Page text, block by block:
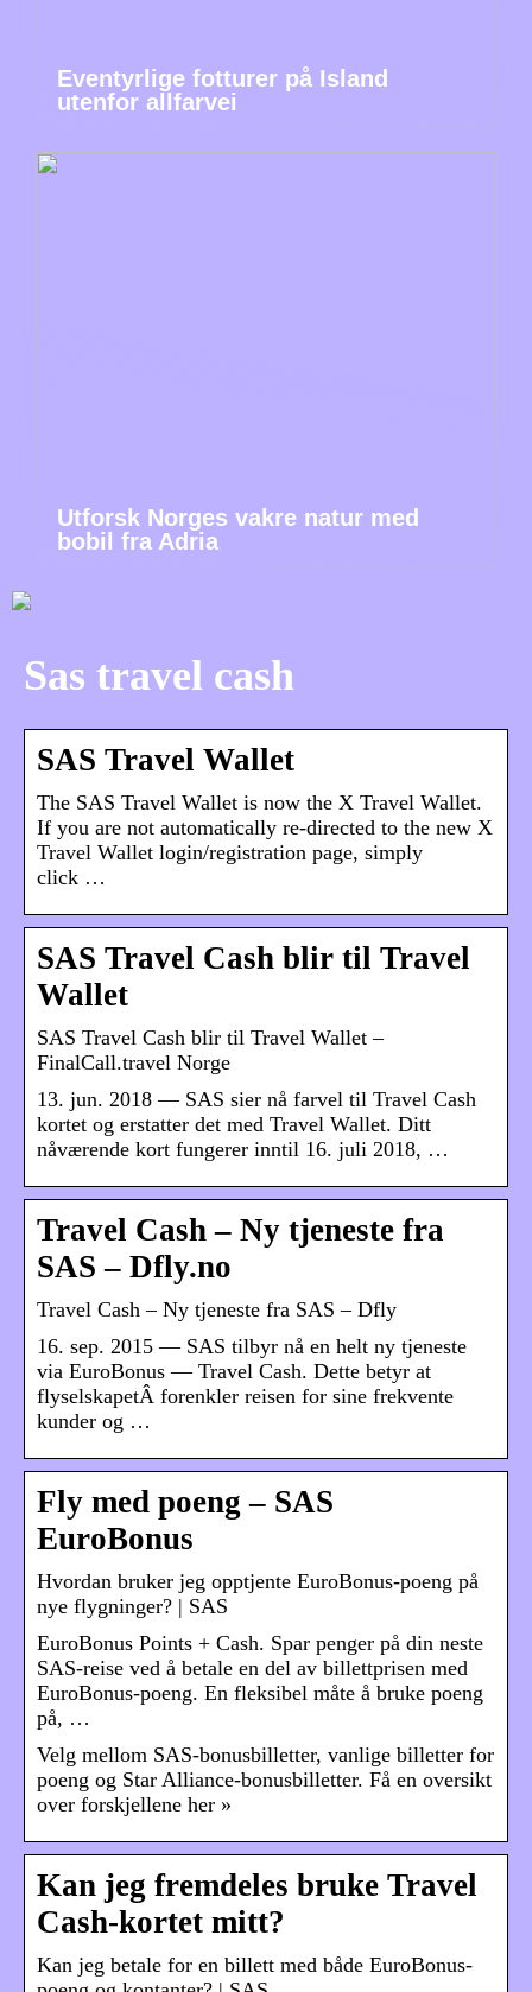
Eventyrlige fotturer på Island
utenfor allfarvei
Utforsk Norges vakre natur med
bobil fra Adria
Sas travel cash
SAS Travel Wallet
The SAS Travel Wallet is now the X Travel Wallet.
If you are not automatically re-directed to the new X
Travel Wallet login/registration page, simply
click …
SAS Travel Cash blir til Travel
Wallet
SAS Travel Cash blir til Travel Wallet –
FinalCall.travel Norge
13. jun. 2018 — SAS sier nå farvel til Travel Cash
kortet og erstatter det med Travel Wallet. Ditt
nåværende kort fungerer inntil 16. juli 2018, …
Travel Cash – Ny tjeneste fra
SAS – Dfly.no
Travel Cash – Ny tjeneste fra SAS – Dfly
16. sep. 2015 — SAS tilbyr nå en helt ny tjeneste
via EuroBonus — Travel Cash. Dette betyr at
flyselskapetÂ forenkler reisen for sine frekvente
kunder og …
Fly med poeng – SAS
EuroBonus
Hvordan bruker jeg opptjente EuroBonus-poeng på
nye flygninger? | SAS
EuroBonus Points + Cash. Spar penger på din neste
SAS-reise ved å betale en del av billettprisen med
EuroBonus-poeng. En fleksibel måte å bruke poeng
på, …
Velg mellom SAS-bonusbilletter, vanlige billetter for
poeng og Star Alliance-bonusbilletter. Få en oversikt
over forskjellene her »
Kan jeg fremdeles bruke Travel
Cash-kortet mitt?
Kan jeg betale for en billett med både EuroBonus-